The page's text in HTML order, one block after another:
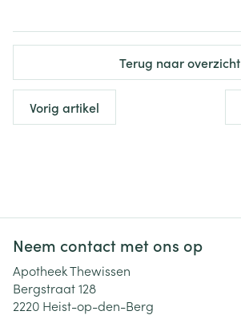
Terug naar overzicht
Vorig artikel
Neem contact met ons op
Apotheek Thewissen
Bergstraat 128
2220 Heist-op-den-Berg